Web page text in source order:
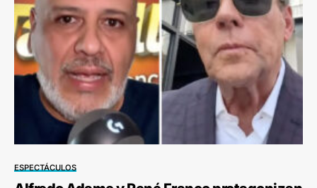
ESPECTÁCULOS